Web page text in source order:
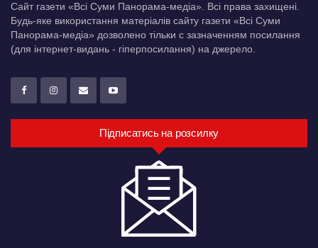
Сайт газети «Всі Суми Панорама-медіа». Всі права захищені.
Будь-яке використання матеріалів сайту газети «Всі Суми
Панорама-медіа» дозволено тільки c зазначенням посилання
(для інтернет-видань - гіперпосилання) на джерело.
Підписатись на розсилку